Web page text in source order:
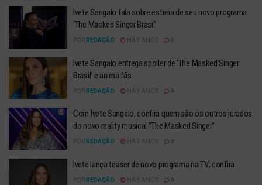
Ivete Sangalo fala sobre estreia de seu novo programa
‘The Masked Singer Brasil’
POR REDAÇÃO HÁ 5 ANOS
Ivete Sangalo entrega spoiler de ‘The Masked Singer
Brasil’ e anima fãs
POR REDAÇÃO HÁ 5 ANOS
Com Ivete Sangalo, confira quem são os outros jurados
do novo reality musical “The Masked Singer”
POR REDAÇÃO HÁ 5 ANOS
Ivete lança teaser de novo programa na TV; confira
POR REDAÇÃO HÁ 5 ANOS